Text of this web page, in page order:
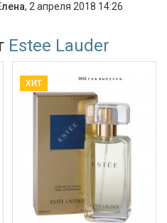
, 2 апреля 2018 14:26
Estee Lauder
ХИТ